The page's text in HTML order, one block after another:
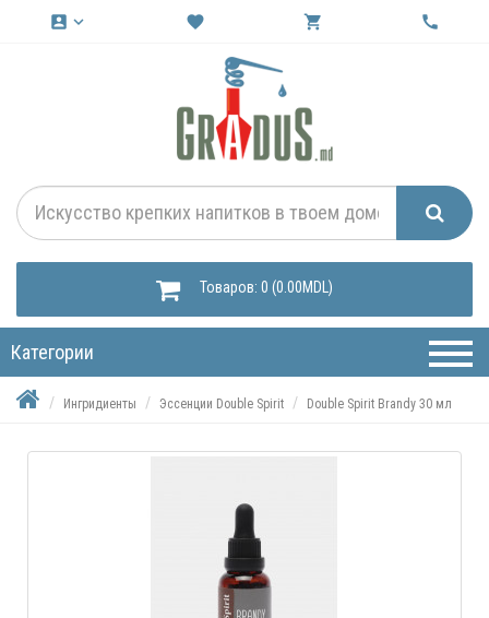
account_box keyboard_arrow_down favorite shopping_cart call
Товаров: 0 (0.00MDL)
Категории
Ингридиенты Эссенции Double Spirit Double Spirit Brandy 30 мл